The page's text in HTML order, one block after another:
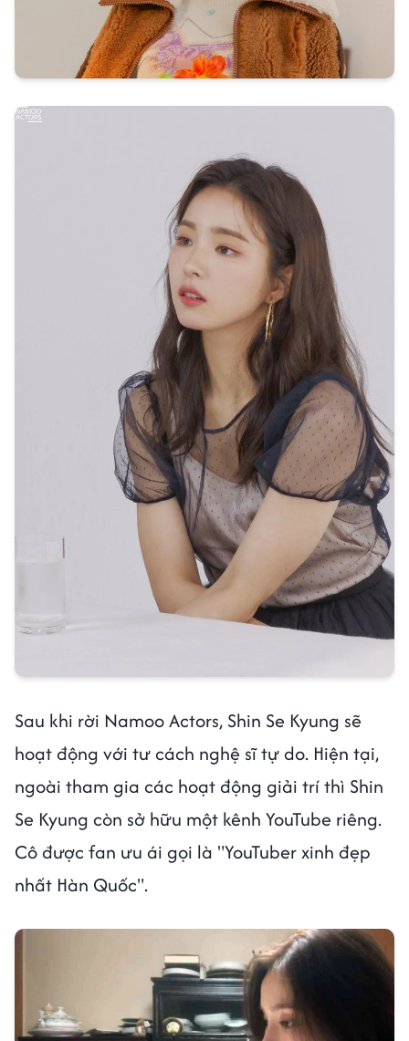
Sau khi rời Namoo Actors, Shin Se Kyung sẽ
hoạt động với tư cách nghệ sĩ tự do. Hiện tại,
ngoài tham gia các hoạt động giải trí thì Shin
Se Kyung còn sở hữu một kênh YouTube riêng.
Cô được fan ưu ái gọi là "YouTuber xinh đẹp
nhất Hàn Quốc".